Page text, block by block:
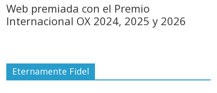
Web premiada con el Premio
Internacional OX 2024, 2025 y 2026
Eternamente Fidel